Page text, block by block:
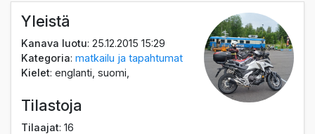
Yleistä
Kanava luotu: 25.12.2015 15:29
Kategoria:matkailu ja tapahtumat
Kielet: englanti, suomi,
Tilastoja
Tilaajat: 16